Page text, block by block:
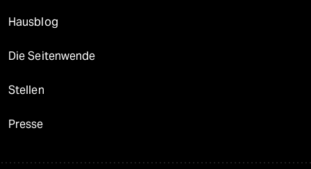
Hausblog
Die Seitenwende
Stellen
Presse